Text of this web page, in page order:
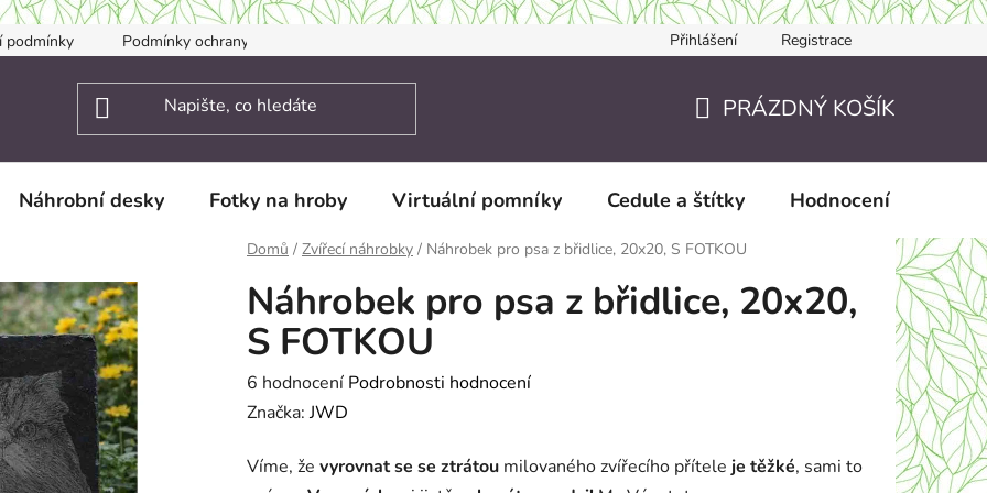
podmínky Podmínky ochrany osobních údajů JAK TO DĚLÁME? Doručení a zaslání
Přihlášení Registrace
KOŠÍK
PRÁZDNÝ KOŠÍK
Náhrobní desky Fotky na hroby Virtuální pomníky Cedule a štítky Hodnocení obchodu
Domů / Zvířecí náhrobky / Náhrobek pro psa z břidlice, 20x20, S FOTKOU
Náhrobek pro psa z břidlice, 20x20,
S FOTKOU
Průměrné
hodnocení
je
6 hodnocení Podrobnosti hodnocení
Značka:JWD
Víme, že vyrovnat se se ztrátou milovaného zvířecího přítele je těžké, sami to